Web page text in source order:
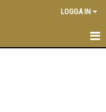
LOGGA IN